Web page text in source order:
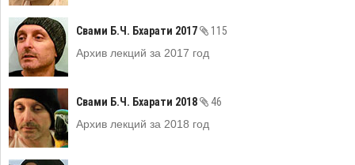
Свами Б.Ч. Бхарати 2017
115
Архив лекций за 2017 год
Свами Б.Ч. Бхарати 2018
46
Архив лекций за 2018 год